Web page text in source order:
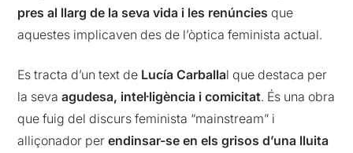
pres al llarg de la seva vida i les renúncies que
aquestes implicaven des de l’òptica feminista actual.
Es tracta d’un text de Lucía Carballal que destaca per
la sevaagudesa, intel·ligència i comicitat. És una obra
que fuig del discurs feminista “mainstream” i
alliçonador perendinsar-se en els grisos d’una lluita